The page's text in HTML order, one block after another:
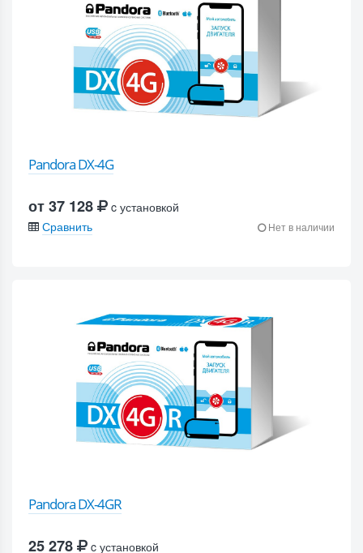
Pandora DX-4G
от 37 128
c установкой
Сравнить
Нет в наличии
Pandora DX-4GR
25 278
c установкой